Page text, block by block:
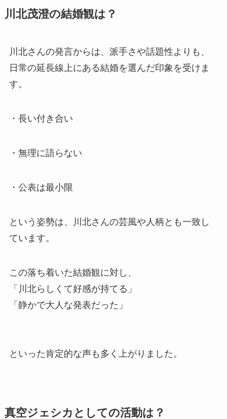
川北茂澄の結婚観は？
川北さんの発言からは、派手さや話題性よりも、
日常の延長線上にある結婚を選んだ印象を受けま
す。
・長い付き合い
・無理に語らない
・公表は最小限
という姿勢は、川北さんの芸風や人柄とも一致し
ています。
この落ち着いた結婚観に対し、
「川北らしくて好感が持てる」
「静かで大人な発表だった」
といった肯定的な声も多く上がりました。
真空ジェシカとしての活動は？